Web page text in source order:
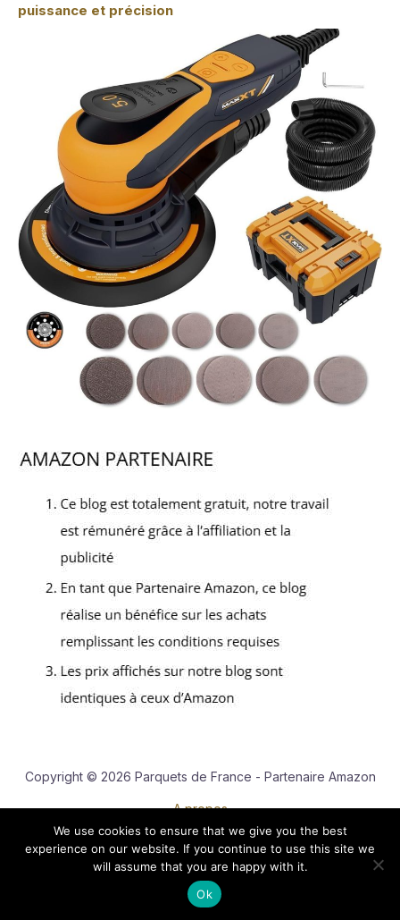
puissance et précision
Copyright © 2026 Parquets de France - Partenaire Amazon
A propos
Contact
Mentions légales
Politique de confidentialité
We use cookies to ensure that we give you the best
experience on our website. If you continue to use this site we
will assume that you are happy with it.
Ok